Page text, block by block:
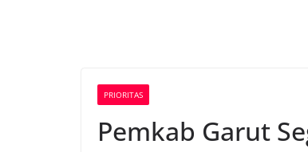
PRIORITAS
Pemkab Garut